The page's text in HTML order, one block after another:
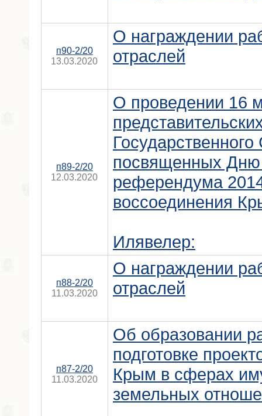
п90-2/20
13.03.2020
О награждении
отраслей
п89-2/20
12.03.2020
О проведении 16
посвященных
референдума
воссоединения
Илявелер:
п88-2/20
11.03.2020
О награждении
отраслей
п87-2/20
11.03.2020
Об образовании
подготовке
Крым в сферах
земельных